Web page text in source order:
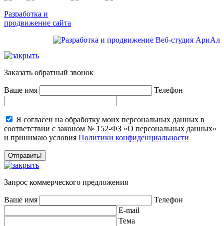
Разработка и
продвижение сайта
Заказать обратный звонок
Ваше имя Телефон
Я согласен на обработку моих персональных данных в
соответствии с законом № 152-ФЗ «О персональных данных»
и принимаю условия Политики конфиденциальности
Запрос коммерческого предложения
Ваше имя
Телефон
E-mail
Тема